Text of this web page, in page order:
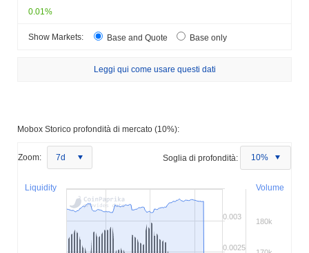
0.01%
Show Markets: Base and Quote Base only
Leggi qui come usare questi dati
Mobox Storico profondità di mercato (10%):
Zoom: 7d Soglia di profondità: 10%
Volume
Liquidity
0.0025
0.003
180k